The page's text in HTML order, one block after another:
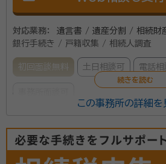
対応業務：
遺言書 / 遺産分割 / 相続財
銀行手続き / 戸籍収集 / 相続人調査
初回面談無料 土日相談可 電話相
金子 伸明（カネコ ノブアキ） 行政書士
この事務所の詳細を